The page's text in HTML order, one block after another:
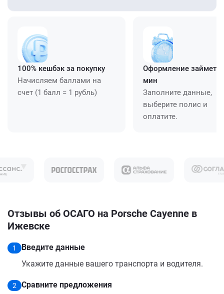
100% кешбэк за покупку
Начисляем баллами на
счет (1 балл = 1 рубль)
Оформление займет
мин
Заполните данные,
выберите полис и
оплатите.
Отзывы об ОСАГО на Porsche Cayenne в
Ижевске
1
Введите данные
Укажите данные вашего транспорта и водителя.
2
Сравните предложения